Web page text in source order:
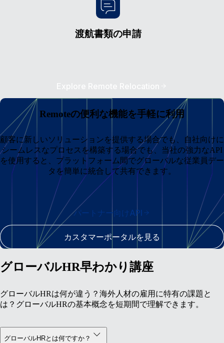
渡航書類の申請
Explore Remote Relocation
Remoteの便利な機能を手軽に利用
顧客に新しいソリューションを提供する場合でも、自社向けに
シームレスなプロセスを構築する場合でも、当社の強力なAPI
を使用すると、プラットフォーム間でグローバルな従業員デー
タを簡単に統合して共有できます。
パートナー向けAPI
カスタマーポータルを見る
グローバルHR早わかり講座
グローバルHRは何が違う？海外人材の雇用に特有の課題と
は？グローバルHRの基本概念を短期間で理解できます。
グローバルHRとは何ですか？